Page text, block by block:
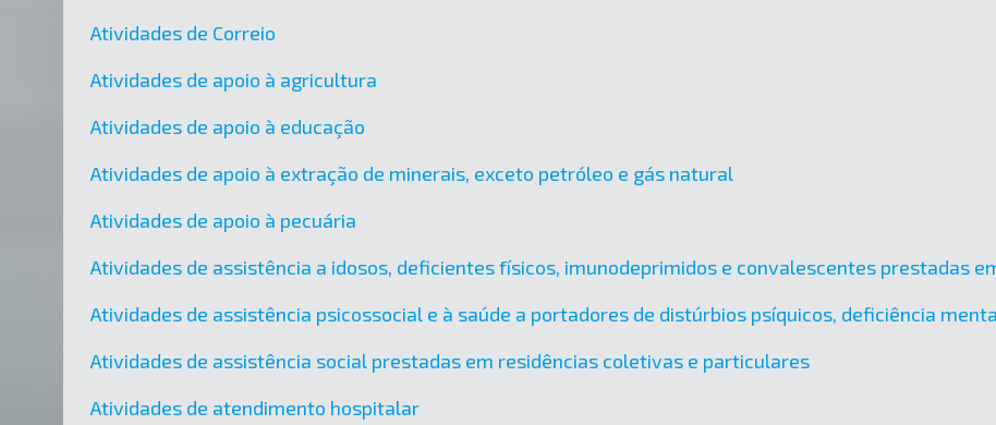
Atividades de Correio
Atividades de apoio à agricultura
Atividades de apoio à educação
Atividades de apoio à extração de minerais, exceto petróleo e gás natural
Atividades de apoio à pecuária
Atividades de assistência a idosos, deficientes físicos, imunodeprimidos e convalescentes prestadas
Atividades de assistência psicossocial e à saúde a portadores de distúrbios psíquicos, deficiência
Atividades de assistência social prestadas em residências coletivas e particulares
Atividades de atendimento hospitalar